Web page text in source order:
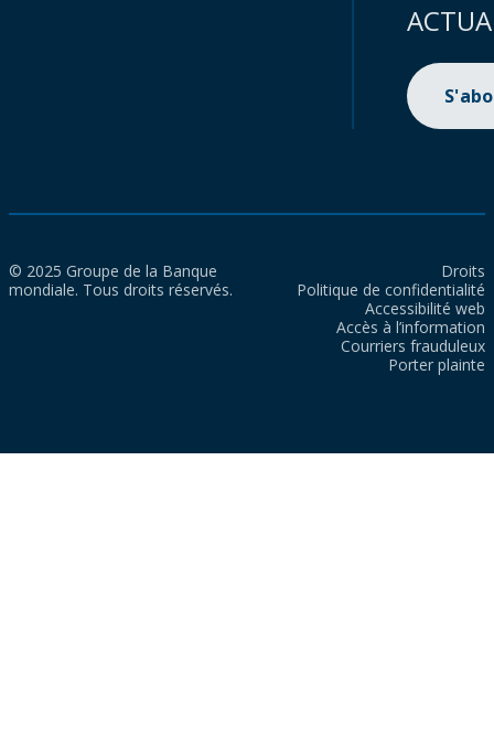
© 2025 Groupe de la Banque
mondiale. Tous droits réservés.
Droits
Politique de confidentialité
Accessibilité web
Accès à l’information
Courriers frauduleux
Porter plainte